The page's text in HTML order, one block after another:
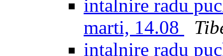
intalnire radu
marti, 14.08
intalnire radu